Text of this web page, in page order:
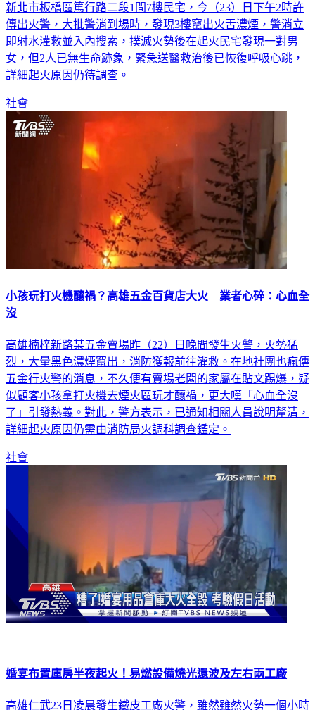
新北市板橋區篤行路二段1間7樓民宅，今（23）日下午2時許
傳出火警，大批警消到場時，發現3樓竄出火舌濃煙，警消立
即射水灌救並入內搜索，撲滅火勢後在起火民宅發現一對男
女，但2人已無生命跡象，緊急送醫救治後已恢復呼吸心跳，
詳細起火原因仍待調查。
社會
小孩玩打火機釀禍？高雄五金百貨店大火 業者心碎：心血全
沒
高雄楠梓新路某五金賣場昨（22）日晚間發生火警，火勢猛
烈，大量黑色濃煙竄出，消防獲報前往灌救。在地社團也瘋傳
五金行火警的消息，不久便有賣場老闆的家屬在貼文踢爆，疑
似顧客小孩拿打火機去煙火區玩才釀禍，更大嘆「心血全沒
了」引發熱義。對此，警方表示，已通知相關人員說明釐清，
詳細起火原因仍需由消防局火調科調查鑑定。
社會
婚宴布置庫房半夜起火！易燃設備燒光還波及左右兩工廠
高雄仁武23日凌晨發生鐵皮工廠火警，雖然雖然火勢一個小時